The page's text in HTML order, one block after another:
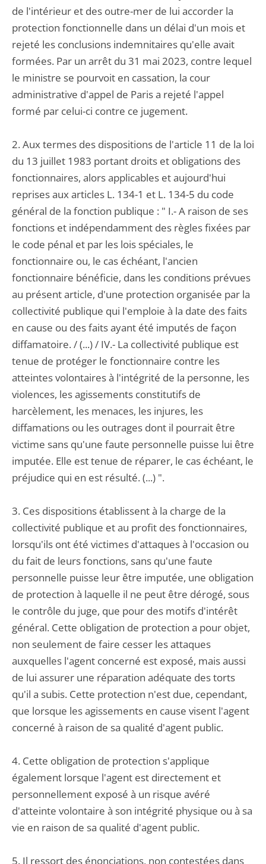
de l'intérieur et des outre-mer de lui accorder la
protection fonctionnelle dans un délai d'un mois et
rejeté les conclusions indemnitaires qu'elle avait
formées. Par un arrêt du 31 mai 2023, contre lequel
le ministre se pourvoit en cassation, la cour
administrative d'appel de Paris a rejeté l'appel
formé par celui-ci contre ce jugement.
2. Aux termes des dispositions de l'article 11 de la loi
du 13 juillet 1983 portant droits et obligations des
fonctionnaires, alors applicables et aujourd'hui
reprises aux articles L. 134-1 et L. 134-5 du code
général de la fonction publique : " I.- A raison de ses
fonctions et indépendamment des règles fixées par
le code pénal et par les lois spéciales, le
fonctionnaire ou, le cas échéant, l'ancien
fonctionnaire bénéficie, dans les conditions prévues
au présent article, d'une protection organisée par la
collectivité publique qui l'emploie à la date des faits
en cause ou des faits ayant été imputés de façon
diffamatoire. / (...) / IV.- La collectivité publique est
tenue de protéger le fonctionnaire contre les
atteintes volontaires à l'intégrité de la personne, les
violences, les agissements constitutifs de
harcèlement, les menaces, les injures, les
diffamations ou les outrages dont il pourrait être
victime sans qu'une faute personnelle puisse lui être
imputée. Elle est tenue de réparer, le cas échéant, le
préjudice qui en est résulté. (...) ".
3. Ces dispositions établissent à la charge de la
collectivité publique et au profit des fonctionnaires,
lorsqu'ils ont été victimes d'attaques à l'occasion ou
du fait de leurs fonctions, sans qu'une faute
personnelle puisse leur être imputée, une obligation
de protection à laquelle il ne peut être dérogé, sous
le contrôle du juge, que pour des motifs d'intérêt
général. Cette obligation de protection a pour objet,
non seulement de faire cesser les attaques
auxquelles l'agent concerné est exposé, mais aussi
de lui assurer une réparation adéquate des torts
qu'il a subis. Cette protection n'est due, cependant,
que lorsque les agissements en cause visent l'agent
concerné à raison de sa qualité d'agent public.
4. Cette obligation de protection s'applique
également lorsque l'agent est directement et
personnellement exposé à un risque avéré
d'atteinte volontaire à son intégrité physique ou à sa
vie en raison de sa qualité d'agent public.
5. Il ressort des énonciations, non contestées dans